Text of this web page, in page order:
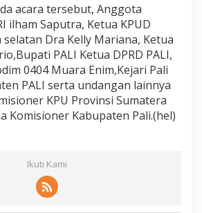
acara tersebut, Anggota
ilham Saputra, Ketua KPUD
Dra Kelly Mariana, Ketua
PALI Ketua DPRD PALI,
0404 Muara Enim,Kejari Pali
PALI serta undangan lainnya
KPU Provinsi Sumatera
Komisioner Kabupaten Pali.(hel)
Ikuti Kami